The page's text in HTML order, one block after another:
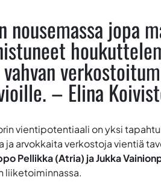
nousemassa
. – Elina
vientipotentiaali on yksi
arvokkaita verkostoja vientiä
Pellikka (Atria) ja Jukka
liiketoiminnassa.